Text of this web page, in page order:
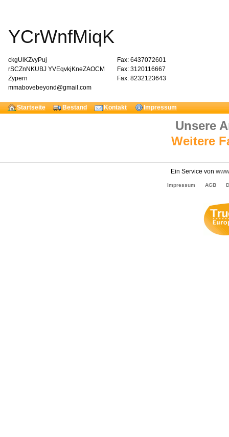
YCrWnfMiqK
ckgUlKZvyPuj
rSCZnNKUBJ YVEqvkjKneZAOCM
Zypern
mmabovebeyond@gmail.com
Fax: 6437072601
Fax: 3120116667
Fax: 8232123643
Startseite Bestand Kontakt Impressum
Unsere
Weitere
Ein Service von
Impressum AGB